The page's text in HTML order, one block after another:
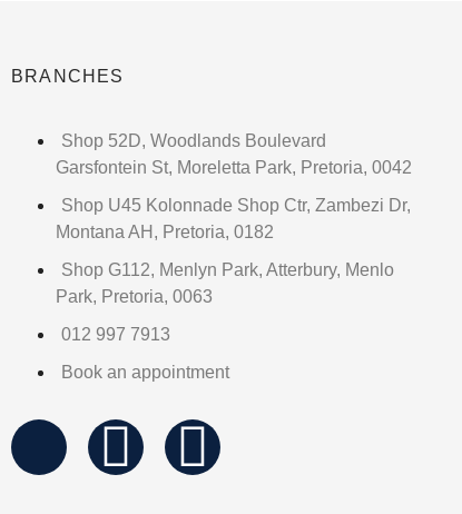
BRANCHES
Shop 52D, Woodlands Boulevard
Garsfontein St, Moreletta Park, Pretoria, 0042
Shop U45 Kolonnade Shop Ctr, Zambezi Dr,
Montana AH, Pretoria, 0182
Shop G112, Menlyn Park, Atterbury, Menlo
Park, Pretoria, 0063
012 997 7913
Book an appointment